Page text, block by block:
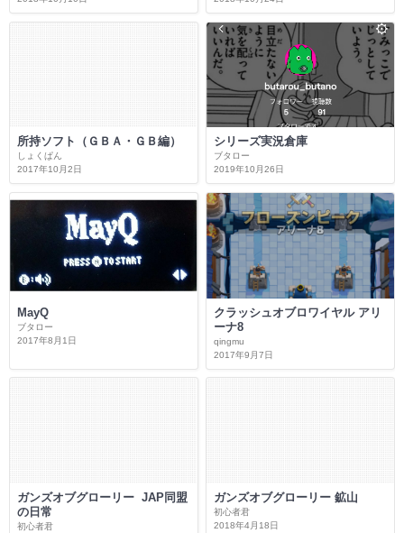
所持ソフト（ＧＢＡ・ＧＢ編）
しょくぱん
2017年10月2日
シリーズ実況倉庫
ブタロー
2019年10月26日
MayQ
ブタロー
2017年8月1日
クラッシュオブロワイヤル アリ
ーナ8
qingmu
2017年9月7日
ガンズオブグローリー JAP同盟
の日常
初心者君
ガンズオブグローリー 鉱山
初心者君
2018年4月18日